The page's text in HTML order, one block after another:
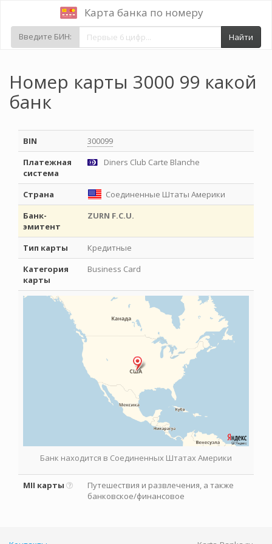
Карта банка по номеру
Введите БИН: Найти
Номер карты 3000 99 какой
банк
BIN
300099
Платежная
система
Diners Club Carte Blanche
Страна
Соединенные Штаты Америки
Банк-
эмитент
ZURN F.C.U.
Тип карты
Кредитные
Категория
карты
Business Card
Банк находится в Соединенных Штатах Америки
MII карты
Путешествия и развлечения, а также
банковское/финансовое